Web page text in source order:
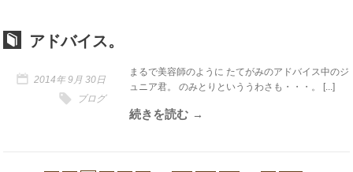
アドバイス。
2014年 9月 30日
ブログ
まるで美容師のように たてがみのアドバイス中のジ
ュニア君。 のみとりといううわさも・・・。 [...]
続きを読む